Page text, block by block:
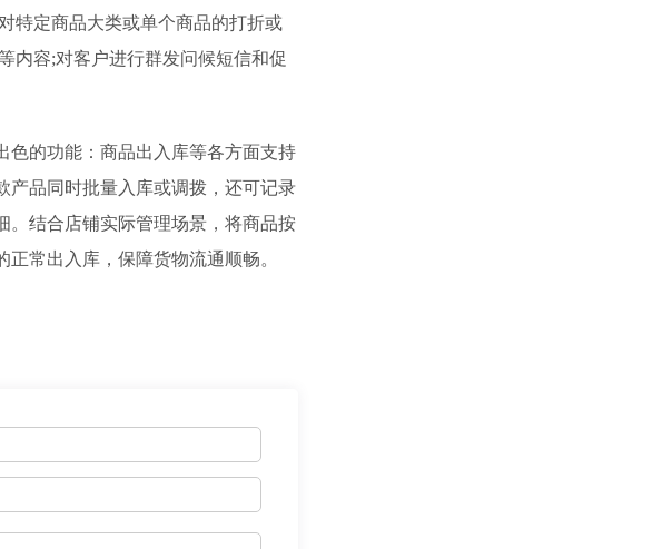
特定商品大类或单个商品的打折或
内容;对客户进行群发问候短信和促
色的功能：商品出入库等各方面支持
产品同时批量入库或调拨，还可记录
。结合店铺实际管理场景，将商品按
常出入库，保障货物流通顺畅。